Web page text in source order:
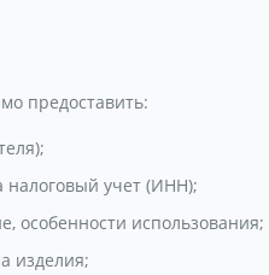
предоставить:
налоговый учет (ИНН);
особенности использования;
изделия;